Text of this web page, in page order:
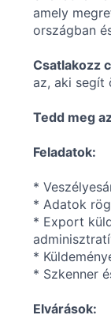
amely
országban
Csatlakozz
az, aki segít
Tedd meg
Feladatok:
*
* Adatok
* Export
*
* Szkenner
Elvárások: